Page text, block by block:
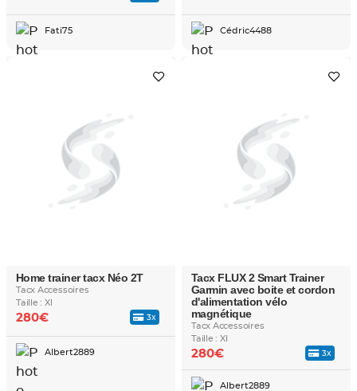
Fati75 Cédric4488
Home trainer tacx Néo 2T
Tacx Accessoires
Taille : Xl
3x
280€
Albert2889
Tacx FLUX 2 Smart Trainer
Garmin avec boite et cordon
d'alimentation vélo
magnétique
Tacx Accessoires
Taille : Xl
3x
280€
Albert2889